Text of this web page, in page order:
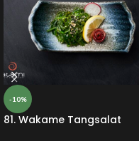
-10%
81. Wakame Tangsalat